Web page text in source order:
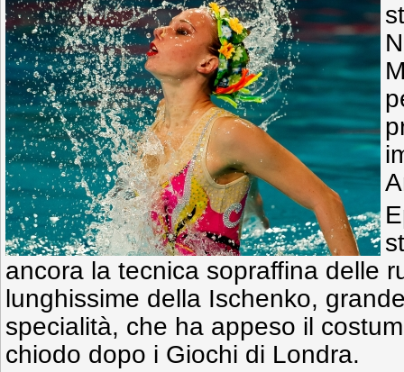
ancora la tecnica sopraffina delle
lunghissime della Ischenko,
specialità, che ha appeso il
chiodo dopo i Giochi di Londra.